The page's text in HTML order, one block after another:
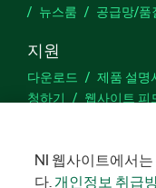
뉴스룸
공급망/품
지원
다운로드 제품 설명
청하기
웹사이트 피
NI 웹사이트에서
다.개인정보 취급